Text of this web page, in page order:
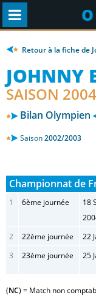
Retour à la fiche de
JOHNNY
SAISON
Bilan Olympien
Saison2002/2003
Championnat de
1 6ème journée
18
2
22ème journée 22
3
23ème journée 25
(NC) = Match non